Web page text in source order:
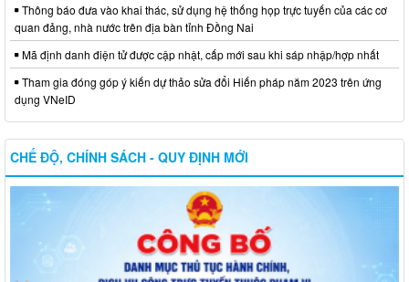
Thông báo đưa vào khai thác, sử dụng hệ thống họp trực tuyến của các cơ
quan đảng, nhà nước trên địa bàn tỉnh Đồng Nai
Mã định danh điện tử được cập nhật, cấp mới sau khi sáp nhập/hợp nhất
Tham gia đóng góp ý kiến dự thảo sửa đổi Hiến pháp năm 2023 trên ứng
dụng VNeID
CHẾ ĐỘ, CHÍNH SÁCH - QUY ĐỊNH MỚI